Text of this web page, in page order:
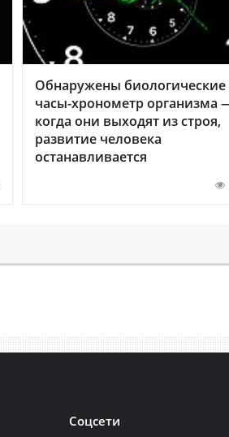
Обнаружены биологические
часы-хронометр организма
когда они выходят из строя,
развитие человека
останавливается
Соцсети